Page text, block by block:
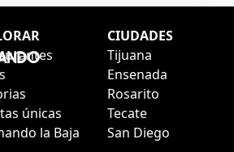
únicas
la Baja
CIUDADES
Tijuana
Ensenada
Rosarito
Tecate
San Diego